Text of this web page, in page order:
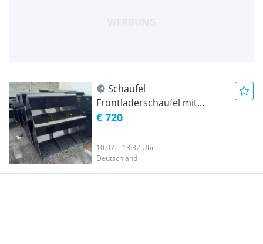
Schaufel
Frontladerschaufel mit
euroaufnahme 1,8m
€ 720
10.07. - 13:32 Uhr
Deutschland